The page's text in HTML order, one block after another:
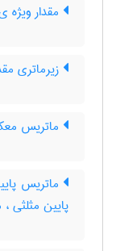
مقدار
زیرماتری
ماتریس
ماتریس
پایین مثلثی